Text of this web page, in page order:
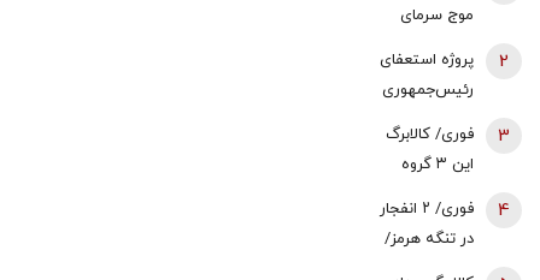
موج سرمای
دنبال سوخت
پروژه استعفای
رئیس‌جمهوری
دوباره روی میز
تندروها/ آنها
سعید جلیلی را
به ریاست
پاستور بگمارند
2
فوری/ کالابرگ
این ۳ گروه
3
فوری/ ۲ انفجار
در تنگه هرمز/
نفتکش درحال
4